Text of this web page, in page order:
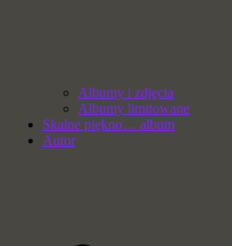
Albumy i zdjęcia
Albumy limitowane
Skalne piękno… album
Autor